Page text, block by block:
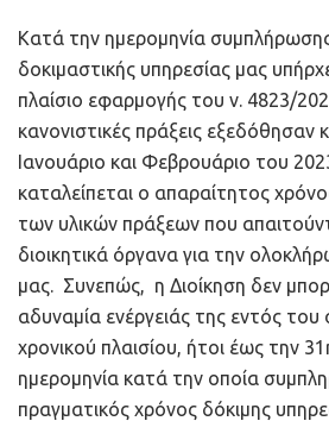
Κατά την ημερομηνία
δοκιμαστικής υπηρεσίας μας
πλαίσιο εφαρμογής του ν. 4823/
κανονιστικές πράξεις εξεδόθησαν
Ιανουάριο και Φεβρουάριο του
καταλείπεται ο απαραίτητος
των υλικών πράξεων που
διοικητικά όργανα για την
μας. Συνεπώς, η Διοίκηση δεν
αδυναμία ενέργειάς της εντός του
χρονικού πλαισίου, ήτοι έως την
ημερομηνία κατά την οποία
πραγματικός χρόνος δόκιμης